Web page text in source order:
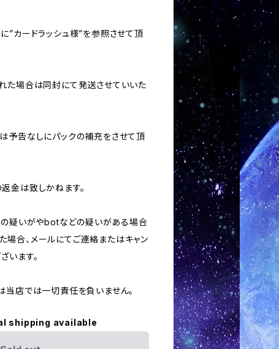
”カードラッシュ様”を参照させて頂
た場合は同封にて発送させていいた
予告なしにパックの補充をさせて頂
金は致しかねます。
の疑いがやbotなどの疑いがある場合
合、メールにてご連絡またはキャン
います。
当店では一切責任を負いません。
shipping available